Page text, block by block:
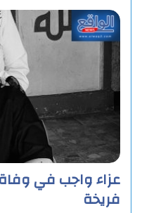
عزاء واجب في
فريخة